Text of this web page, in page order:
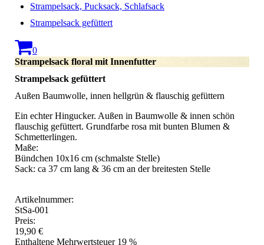
Strampelsack, Pucksack, Schlafsack
Strampelsack gefüttert
0
Strampelsack floral mit Innenfutter
Strampelsack gefüttert
Außen Baumwolle, innen hellgrün & flauschig gefüttern
Ein echter Hingucker. Außen in Baumwolle & innen schön
flauschig gefüttert. Grundfarbe rosa mit bunten Blumen &
Schmetterlingen.
Maße:
Bündchen 10x16 cm (schmalste Stelle)
Sack: ca 37 cm lang & 36 cm an der breitesten Stelle
Artikelnummer:
StSa-001
Preis:
19,90 €
Enthaltene Mehrwertsteuer 19 %